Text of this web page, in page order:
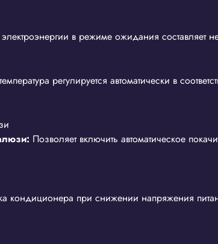
в режиме ожидания составляет
регулируется автоматически в
Позволяет включить автоматическое
кондиционера при снижении напряжения